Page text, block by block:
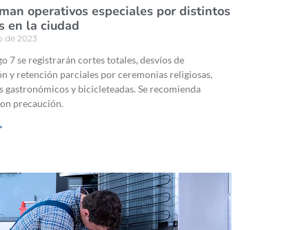
operativos especiales por distintos
en la ciudad
de 2023
7 se registrarán cortes totales, desvíos de
y retención parciales por ceremonias religiosas,
gastronómicos y bicicleteadas. Se recomienda
precaución.